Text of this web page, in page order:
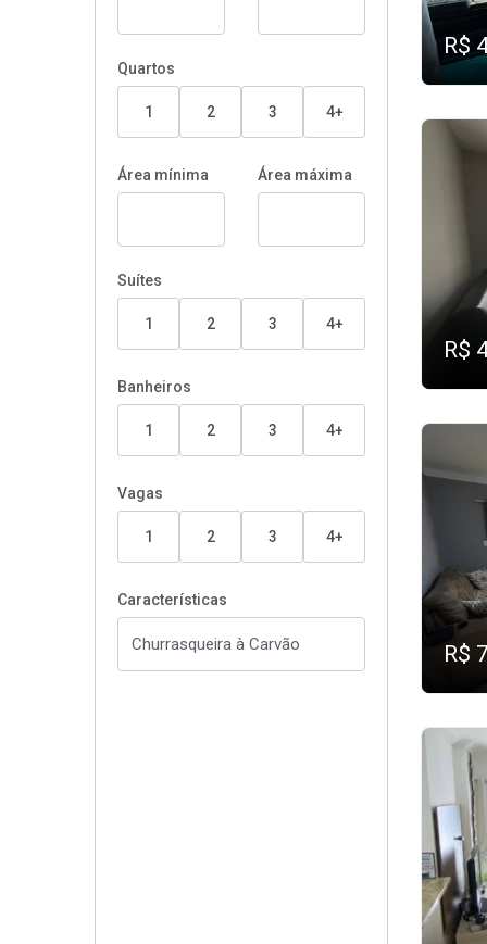
Quartos
1 2 3 4+
Área mínima Área máxima
Suítes
1 2 3 4+
Banheiros
1 2 3 4+
Vagas
1 2 3 4+
Características
R$
R$
R$